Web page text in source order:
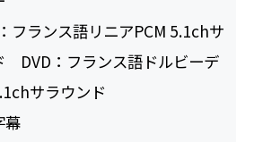
フランス語リニアPCM 5.1chサ
DVD：フランス語ドルビーデ
サラウンド
幕